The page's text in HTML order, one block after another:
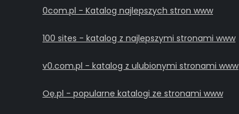
0com.pl - Katalog najlepszych stron www
100 sites - katalog z najlepszymi stronami www
v0.com.pl - katalog z ulubionymi stronami www
Oę.pl - popularne katalogi ze stronami www